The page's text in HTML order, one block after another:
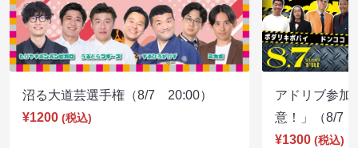
沼る大道芸選手権（8/7 20:00）
¥1200 (税込)
アドリブ参加
意！」（8/7
¥1300 (税込)